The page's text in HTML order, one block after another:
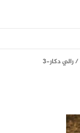
/رالي دكار-٣